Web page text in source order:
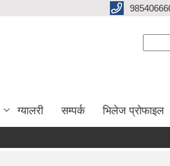
ग्यालरी सम्पर्क भिलेज प्रोफाइल